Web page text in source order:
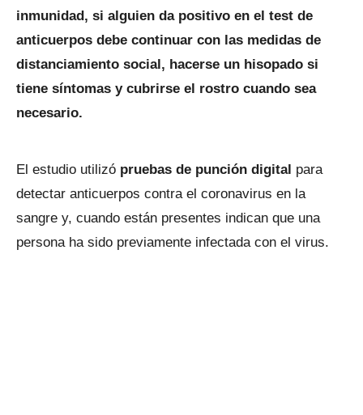
inmunidad, si alguien da positivo en el test de
anticuerpos debe continuar con las medidas de
distanciamiento social, hacerse un hisopado si
tiene síntomas y cubrirse el rostro cuando sea
necesario.
El estudio utilizó pruebas de punción digital para
detectar anticuerpos contra el coronavirus en la
sangre y, cuando están presentes indican que una
persona ha sido previamente infectada con el virus.